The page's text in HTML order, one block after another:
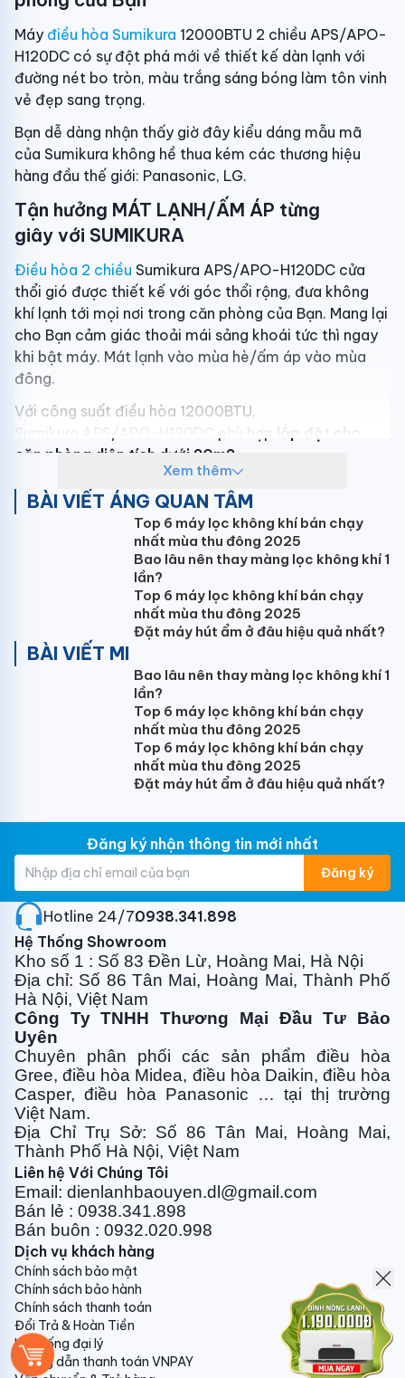
Máy điều hòa Sumikura 12000BTU 2 chiều APS/APO-
H120DC có sự đột phá mới về thiết kế dàn lạnh với
đường nét bo tròn, màu trắng sáng bóng làm tôn vinh
vẻ đẹp sang trọng.
Bạn dễ dàng nhận thấy giờ đây kiểu dáng mẫu mã
của Sumikura không hề thua kém các thương hiệu
hàng đầu thế giới: Panasonic, LG.
Tận hưởng MÁT LẠNH/ẤM ÁP từng
giây với SUMIKURA
Điều hòa 2 chiều Sumikura APS/APO-H120DC cửa
thổi gió được thiết kế với góc thổi rộng, đưa không
khí lạnh tới mọi nơi trong căn phòng của Bạn. Mang lại
cho Bạn cảm giác thoải mái sảng khoái tức thì ngay
khi bật máy. Mát lạnh vào mùa hè/ấm áp vào mùa
đông.
Với công suất điều hòa 12000BTU,
Sumikura APS/APO-H120DC phù hợp lắp đặt cho
căn phòng diện tích dưới 20m2
Hơn nữa, máy còn được tranh bị những tính năng ưu
việt...
Điều hòa Sumikura Inverter tiết kiệm điện
là công nghệ cao cấp nhất hiện nay
mà bất kỳ hãng điều hòa nào cũng muốn trang bị cho
phân khúc sản phẩm cao cấp của mình bởi những ưu
điểm mà nó mang lại:
+ Tiết kiệm điện năng tới 30% đồng nghĩa với Bạn sẽ
tiết kiệm được 30% số tiền phải thanh toán hàng
tháng nếu dùng máy điều hòa thông thường.
+ Biên độ chênh lệch nhiệt độ rất thấp chỉ 0.50C
+ Máy vận hành êm ái mang đến không gian cực kỳ
yên tĩnh cho bạn phút giây nghỉ ngơi tuyệt vời.
=>>> Tham khảo thêm bài viết:
tốn điện không ?
Vì thế: Với điều hòa Sumikura 12000 BTU APS/APO-
H120DC Bạn sẽ có cơ hội tuyệt vời để trải nghiệm tiện
ích đẳng cấp trên.
Chế độ AUTO CLEAN không sợ Vi khuẩn,
Vi rút & Nấm mốc.
Điều hòa Sumikura APS/APO-H120DC được trang
bị bộ lọc carbon hoạt tính có khả năng khử mùi khó
chịu trong không khí mang lại cảm giác không khí
trong lành.
Ngoài ra máyđiều hòa 12000
APS/APO-H120DC với chế độ auto clean - tự làm
sạch: sau khi tắt máy ở chế độ làm lạnh, quạt vẫn tiếp
tục quay trong vòng 3 phút để làm khô nước còn
đọng trên dàn tản nhiệt để tránh ẩm mốc.
Điều hòa Sumikura sử dụng gas R32 tiên
Xem thêm
BÀI VIẾT ÁNG QUAN TÂM
Top 6 máy lọc không khí bán chạy
nhất mùa thu đông 2025
Bao lâu nên thay màng lọc không khí 1
lần?
Top 6 máy lọc không khí bán chạy
nhất mùa thu đông 2025
Đặt máy hút ẩm ở đâu hiệu quả nhất?
BÀI VIẾT MI
Bao lâu nên thay màng lọc không khí 1
lần?
Top 6 máy lọc không khí bán chạy
nhất mùa thu đông 2025
Top 6 máy lọc không khí bán chạy
nhất mùa thu đông 2025
Đặt máy hút ẩm ở đâu hiệu quả nhất?
Đăng ký nhận thông tin mới nhất
Đăng ký
Hotline 24/7:0938.341.898
Hệ Thống Showroom
Kho số 1 : Số 83 Đền Lừ, Hoàng Mai, Hà Nội
Địa chỉ: Số 86 Tân Mai, Hoàng Mai, Thành Phố
Hà Nội, Việt Nam
Công Ty TNHH Thương Mại Đầu Tư Bảo
Uyên
Chuyên phân phối các sản phẩm điều hòa
Gree, điều hòa Midea, điều hòa Daikin, điều hòa
Casper, điều hòa Panasonic … tại thị trường
Việt Nam.
Địa Chỉ Trụ Sở: Số 86 Tân Mai, Hoàng Mai,
Thành Phố Hà Nội, Việt Nam
Liên hệ Với Chúng Tôi
Email: dienlanhbaouyen.dl@gmail.com
Bán lẻ : 0938.341.898
Bán buôn : 0932.020.998
Dịch vụ khách hàng
Chính sách bảo mật
Chính sách bảo hành
Chính sách thanh toán
Đổi Trả & Hoàn Tiền
Hệ thống đại lý
Hướng dẫn thanh toán VNPAY